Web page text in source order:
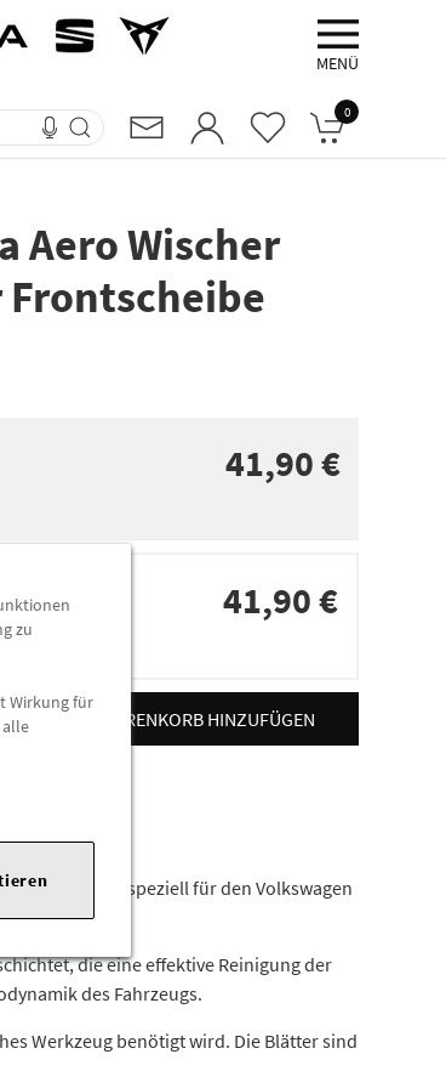
MENÜ
0
Aero Wischer
41,90 €
41,90 €
ZUM WARENKORB HINZUFÜGEN
Sie sind speziell für den Volkswagen
die eine effektive Reinigung der
des Fahrzeugs.
Werkzeug benötigt wird. Die Blätter sind
zu
Wirkung für
alle